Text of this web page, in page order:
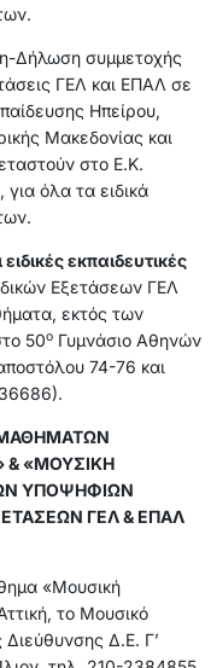
Δήλωση συμμετοχής
ΓΕΛ και ΕΠΑΛ σε
Ηπείρου,
Μακεδονίας και
στο Ε.Κ.
όλα τα ειδικά
εκπαιδευτικές
Εξετάσεων ΓΕΛ
εκτός των
50οΓυμνάσιο Αθηνών
74-76 και
ΜΑΘΗΜΑΤΩΝ
& «ΜΟΥΣΙΚΗ
ΥΠΟΨΗΦΙΩΝ
ΓΕΛ & ΕΠΑΛ
«Μουσική
το Μουσικό
Διεύθυνσης Δ.Ε. Γ’